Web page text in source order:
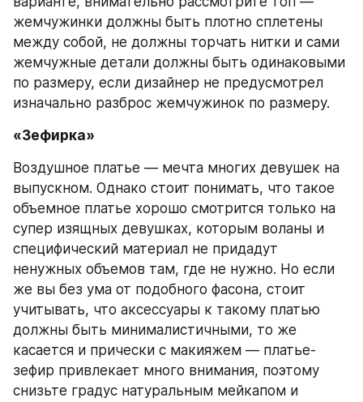
жемчужинки должны быть плотно сплетены
между собой, не должны торчать нитки и сами
жемчужные детали должны быть одинаковыми
по размеру, если дизайнер не предусмотрел
изначально разброс жемчужинок по размеру.
«Зефирка»
Воздушное платье — мечта многих девушек на
выпускном. Однако стоит понимать, что такое
объемное платье хорошо смотрится только на
супер изящных девушках, которым воланы и
специфический материал не придадут
ненужных объемов там, где не нужно. Но если
же вы без ума от подобного фасона, стоит
учитывать, что аксессуары к такому платью
должны быть минималистичными, то же
касается и прически с макияжем — платье-
зефир привлекает много внимания, поэтому
снизьте градус натуральным мейкапом и